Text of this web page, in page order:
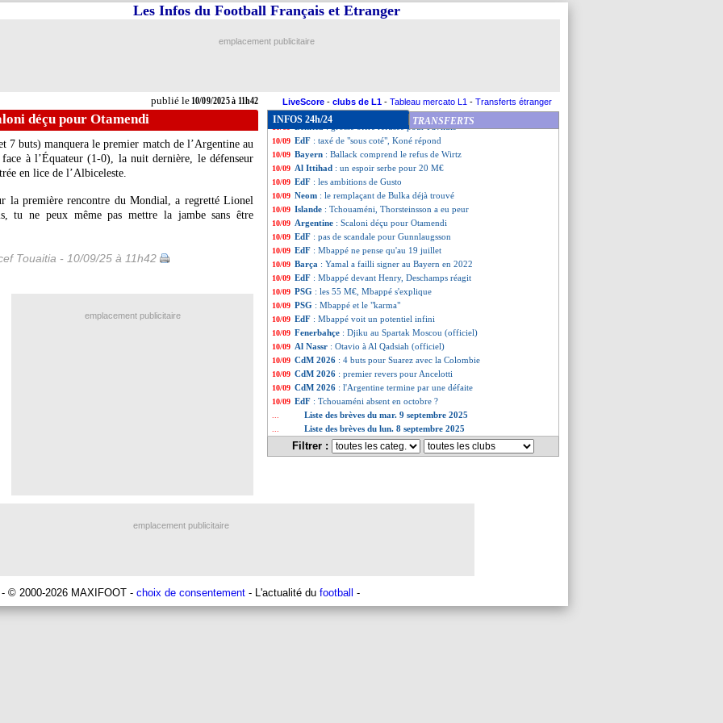
publié le10/09/2025 à 11h42
Les Infos du Football Français et Etranger
emplacement publicitaire
LiveScore - clubs de L1 - Tableau mercato L1 - Transferts étranger
déçu pour Otamendi
7 buts) manquera le premier match de l’Argentine au
à l’Équateur (1-0), la nuit dernière, le défenseur
en lice de l’Albiceleste.
la première rencontre du Mondial, a regretté Lionel
tu ne peux même pas mettre la jambe sans être
Touaitia - 10/09/25 à 11h42
INFOS 24h/24 TRANSFERTS
10/09 Cameroun: Brys lucide après la défaite
10/09 LFP: Bocquet, Kita et Féry élus au CA
10/09 Brésil
10/09 Argentine: Balerdi pas épargné par la presse
10/09 VIDEO: le coup franc fou de Cornelius
: grosse offre refusée pour Pavlidis
10/09 EdF : taxé de "sous coté", Koné répond
10/09 Bayern : Ballack comprend le refus de Wirtz
10/09 Al Ittihad : un espoir serbe pour 20 M€
10/09 EdF : les ambitions de Gusto
10/09 Neom : le remplaçant de Bulka déjà trouvé
10/09 Islande : Tchouaméni, Thorsteinsson a eu peur
10/09 Argentine : Scaloni déçu pour Otamendi
10/09 EdF : pas de scandale pour Gunnlaugsson
10/09 EdF : Mbappé ne pense qu'au 19 juillet
10/09 Barça : Yamal a failli signer au Bayern en 2022
10/09 EdF : Mbappé devant Henry, Deschamps réagit
10/09 PSG : les 55 M€, Mbappé s'explique
10/09 PSG : Mbappé et le "karma"
10/09 EdF : Mbappé voit un potentiel infini
10/09 Fenerbahçe : Djiku au Spartak Moscou (officiel)
10/09 Al Nassr : Otavio à Al Qadsiah (officiel)
10/09 CdM 2026 : 4 buts pour Suarez avec la Colombie
10/09 CdM 2026 : premier revers pour Ancelotti
10/09 CdM 2026 : l'Argentine termine par une défaite
10/09 EdF : Tchouaméni absent en octobre ?
Liste des brèves du mar. 9 septembre 2025
Liste des brèves du lun. 8 septembre 2025
Filtrer :
emplacement publicitaire
emplacement publicitaire
- © 2000-2026 MAXIFOOT - choix de consentement - L'actualité du football -